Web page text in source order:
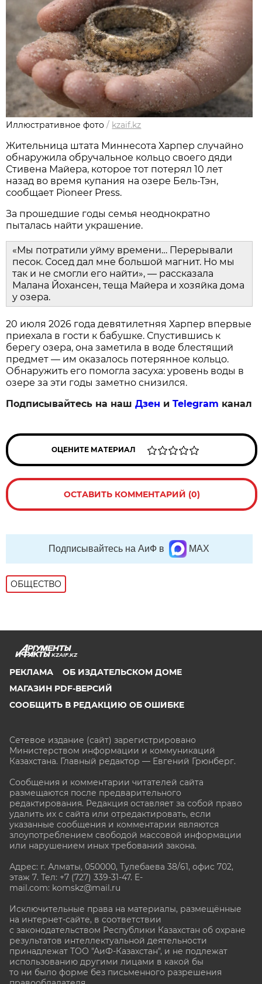
Иллюстративное фото / kzaif.kz
Жительница штата Миннесота Харпер случайно
обнаружила обручальное кольцо своего дяди
Стивена Майера, которое тот потерял 10 лет
назад во время купания на озере Бель-Тэн,
сообщает Pioneer Press.
За прошедшие годы семья неоднократно
пыталась найти украшение.
«Мы потратили уйму времени… Перерывали
песок. Сосед дал мне большой магнит. Но мы
так и не смогли его найти», — рассказала
Малана Йохансен, теща Майера и хозяйка дома
у озера.
20 июля 2026 года девятилетняя Харпер впервые
приехала в гости к бабушке. Спустившись к
берегу озера, она заметила в воде блестящий
предмет — им оказалось потерянное кольцо.
Обнаружить его помогла засуха: уровень воды в
озере за эти годы заметно снизился.
Подписывайтесь на нашДзен иTelegram канал
ОЦЕНИТЕ МАТЕРИАЛ
ОСТАВИТЬ КОММЕНТАРИЙ (0)
Подписывайтесь на АиФ в MAX
ОБЩЕСТВО
KZAIF.KZ
РЕКЛАМА
ОБ ИЗДАТЕЛЬСКОМ ДОМЕ
МАГАЗИН PDF-ВЕРСИЙ
СООБЩИТЬ В РЕДАКЦИЮ ОБ ОШИБКЕ
Сетевое издание (сайт) зарегистрировано
Министерством информации и коммуникаций
Казахстана. Главный редактор — Евгений Грюнберг.
Сообщения и комментарии читателей сайта
размещаются после предварительного
редактирования. Редакция оставляет за собой право
удалить их с сайта или отредактировать, если
указанные сообщения и комментарии являются
злоупотреблением свободой массовой информации
или нарушением иных требований закона.
Адрес: г. Алматы, 050000, Тулебаева 38/61, офис 702,
этаж 7. Тел: +7 (727) 339-31-47. E-
mail.com: komskz@mail.ru
Исключительные права на материалы, размещённые
на интернет-сайте, в соответствии
с законодательством Республики Казахстан об охране
результатов интеллектуальной деятельности
принадлежат ТОО "АиФ-Казахстан", и не подлежат
использованию другими лицами в какой бы
то ни было форме без письменного разрешения